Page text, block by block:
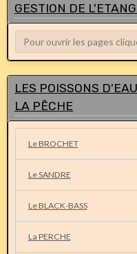
GESTION DE
LES POISSONS
LA PÊCHE
Le BROCHET
Le SANDRE
Le BLACK-BASS
La PERCHE